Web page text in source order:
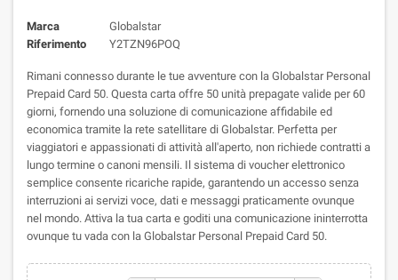
Marca
Globalstar
Riferimento
Y2TZN96POQ
Rimani connesso durante le tue avventure con la Globalstar Personal
Prepaid Card 50. Questa carta offre 50 unità prepagate valide per 60
giorni, fornendo una soluzione di comunicazione affidabile ed
economica tramite la rete satellitare di Globalstar. Perfetta per
viaggiatori e appassionati di attività all'aperto, non richiede contratti a
lungo termine o canoni mensili. Il sistema di voucher elettronico
semplice consente ricariche rapide, garantendo un accesso senza
interruzioni ai servizi voce, dati e messaggi praticamente ovunque
nel mondo. Attiva la tua carta e goditi una comunicazione ininterrotta
ovunque tu vada con la Globalstar Personal Prepaid Card 50.